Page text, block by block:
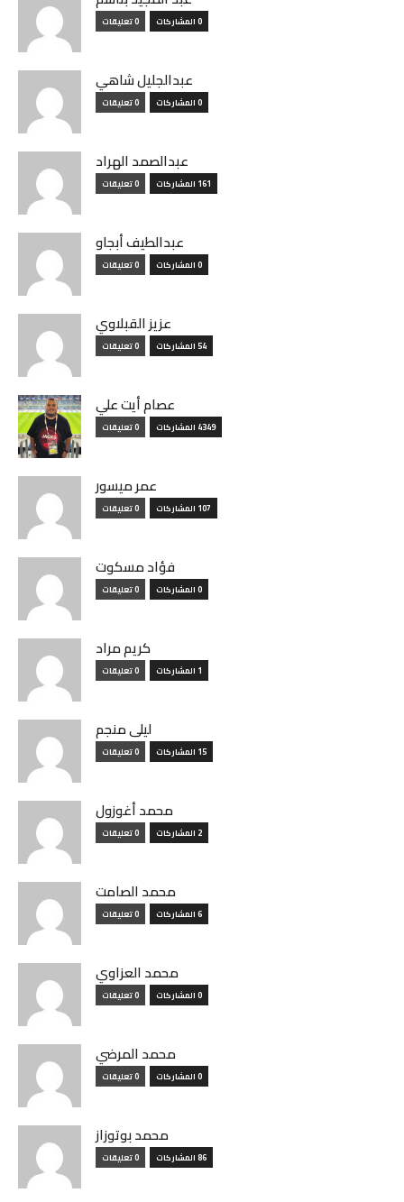
0 المشاركات 0 تعليقات
عبدالجليل شاهي
0 المشاركات 0 تعليقات
عبدالصمد الهراد
161 المشاركات 0 تعليقات
عبدالطيف أبجاو
0 المشاركات 0 تعليقات
عزيز القبلاوي
54 المشاركات 0 تعليقات
عصام أيت علي
4349 المشاركات 0 تعليقات
عمر ميسور
107 المشاركات 0 تعليقات
فؤاد مسكوت
0 المشاركات 0 تعليقات
كريم مراد
1 المشاركات 0 تعليقات
ليلى منجم
15 المشاركات 0 تعليقات
محمد أغوزول
2 المشاركات 0 تعليقات
محمد الصامت
6 المشاركات 0 تعليقات
محمد العزاوي
0 المشاركات 0 تعليقات
محمد المرضي
0 المشاركات 0 تعليقات
محمد بوتوزاز
86 المشاركات 0 تعليقات